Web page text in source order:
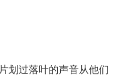
划过落叶的声音从他们